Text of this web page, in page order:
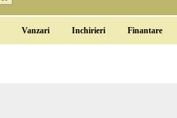
Vanzari Inchirieri Finantare